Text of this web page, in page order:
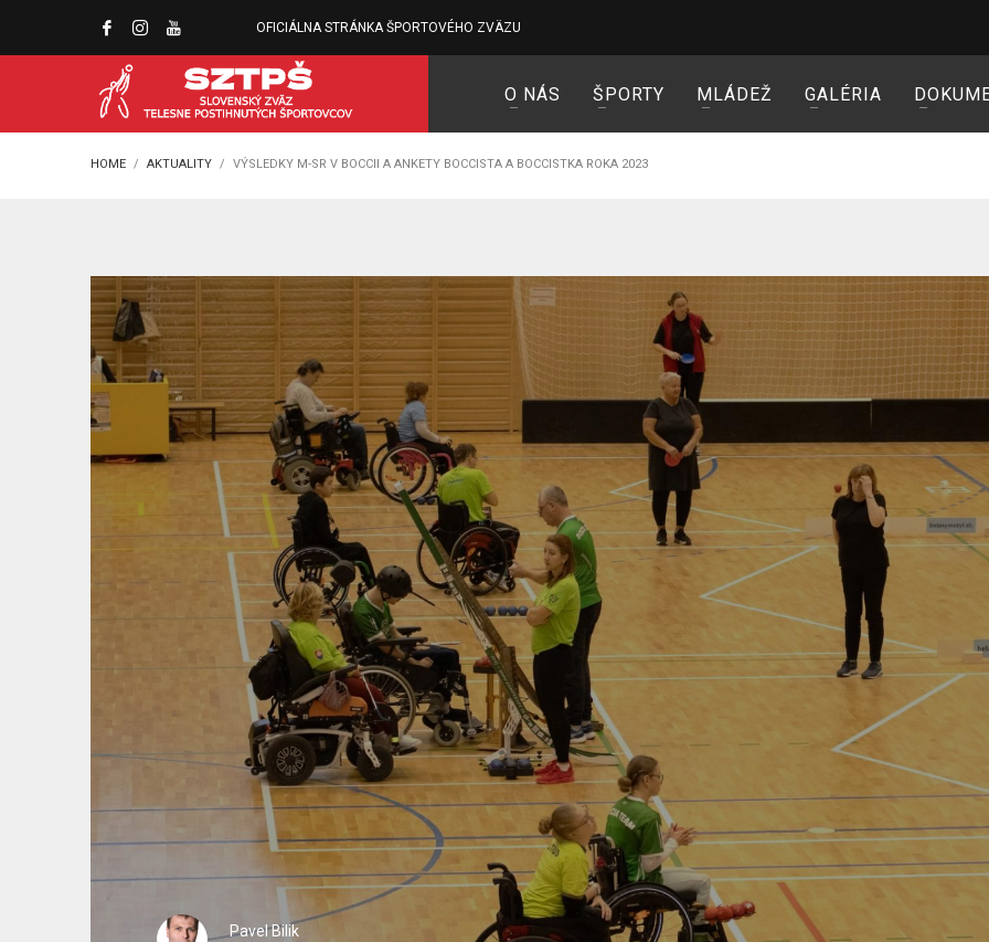
OFICIÁLNA STRÁNKA ŠPORTOVÉHO ZVÄZU
O NÁS ŠPORTY MLÁDEŽ GALÉRIA
HOME AKTUALITY VÝSLEDKY M-SR V BOCCII A ANKETY BOCCISTA A BOCCISTKA ROKA 2023
Pavel Bilik